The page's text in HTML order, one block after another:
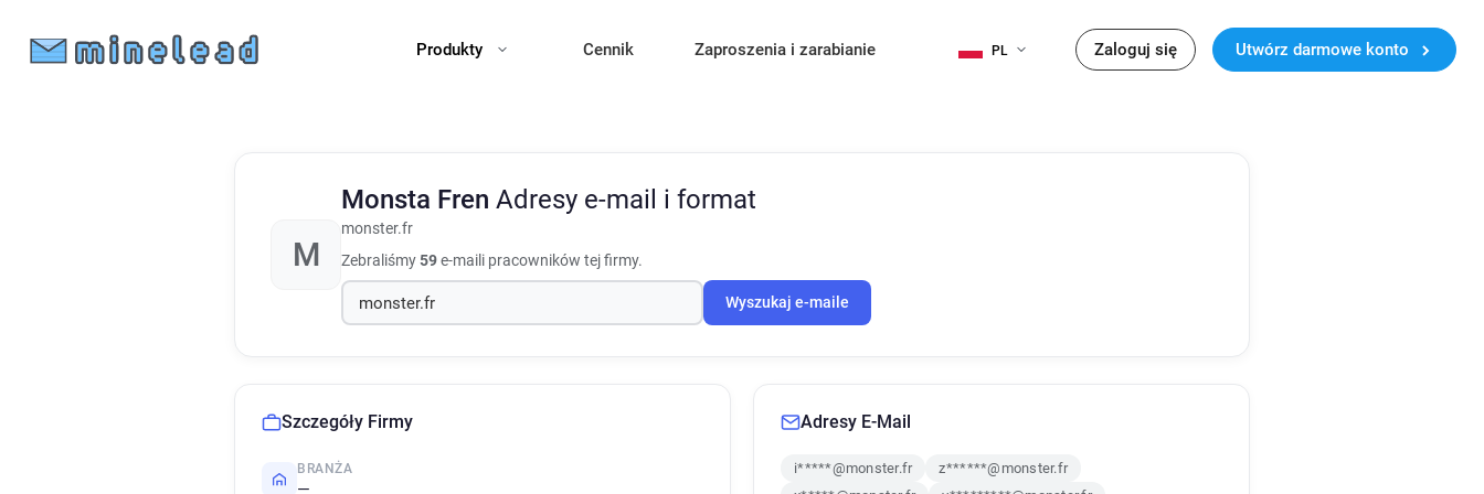
Produkty Cennik Zaproszenia i zarabianie PL Zaloguj się Utwórz darmowe konto
M
Monsta Fren Adresy e-mail i format
monster.fr
Zebraliśmy59e-maili pracowników tej firmy.
Wyszukaj e-maile
Szczegóły Firmy
BRANŻA
—
Adresy E-Mail
i*****@monster.fr
z******@monster.fr